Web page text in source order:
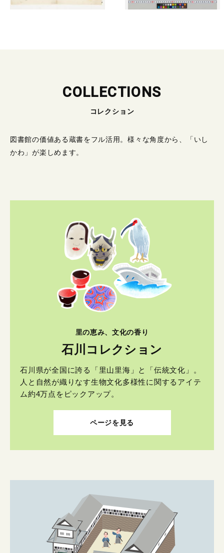
COLLECTIONS
コレクション
図書館の価値ある蔵書をフル活用。様々な角度から、「いし
かわ」が楽しめます。
里の恵み、文化の香り
石川コレクション
石川県が全国に誇る「里山里海」と「伝統文化」。
人と自然が織りなす生物文化多様性に関するアイテ
ム約4万点をピックアップ。
ページを見る